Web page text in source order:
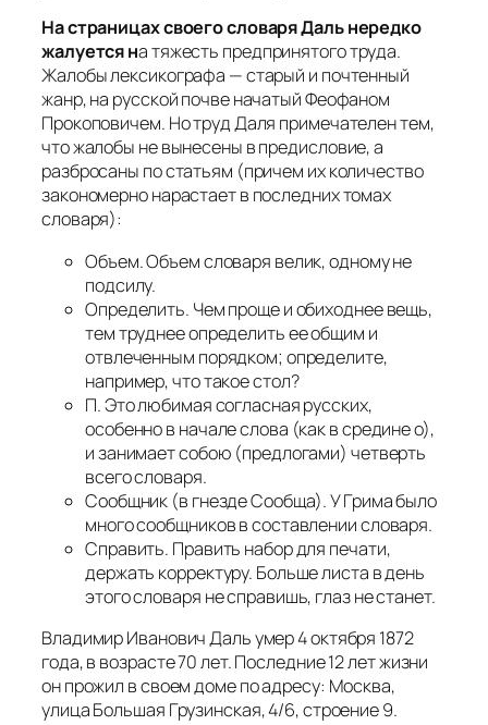
На страницах своего словаря Даль нередко
жалуется на тяжесть предпринятого труда.
Жалобы лексикографа — старый и почтенный
жанр, на русской почве начатый Феофаном
Прокоповичем. Но труд Даля примечателен тем,
что жалобы не вынесены в предисловие, а
разбросаны по статьям (причем их количество
закономерно нарастает в последних томах
словаря):
Объем. Объем словаря велик, одному не
подсилу.
Определить. Чем проще и обиходнее вещь,
тем труднее определить ее общим и
отвлеченным порядком; определите,
например, что такое стол?
П. Это любимая согласная русских,
особенно в начале слова (как в средине о),
и занимает собою (предлогами) четверть
всего словаря.
Сообщник (в гнезде Сообща). У Грима было
много сообщников в составлении словаря.
Справить. Править набор для печати,
держать корректуру. Больше листа в день
этого словаря не справишь, глаз не станет.
Владимир Иванович Даль умер 4 октября 1872
года, в возрасте 70 лет. Последние 12 лет жизни
он прожил в своем доме по адресу: Москва,
улица Большая Грузинская, 4/6, строение 9.